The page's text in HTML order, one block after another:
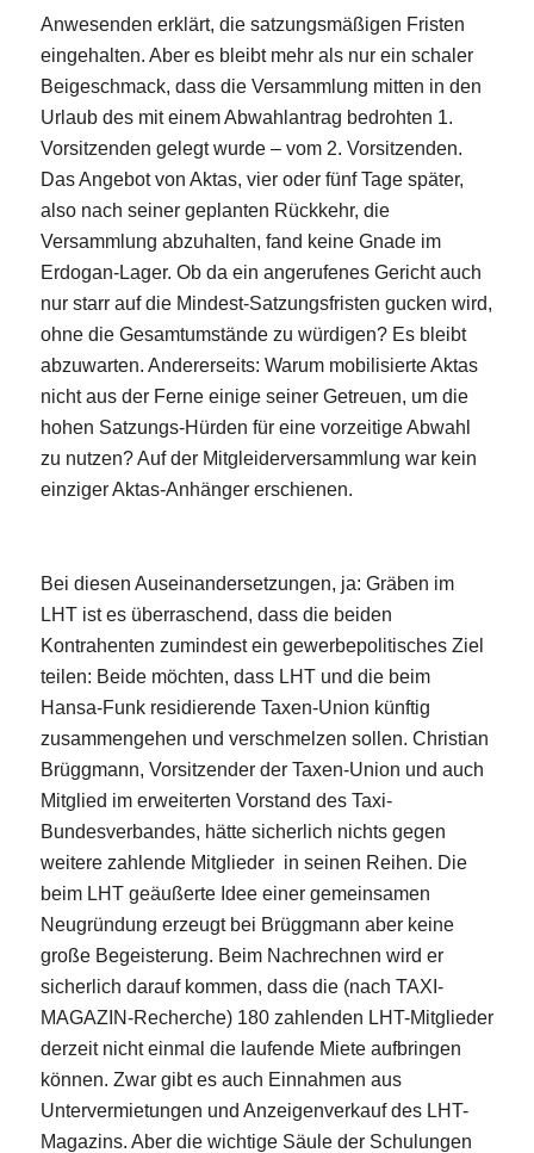
Anwesenden erklärt, die satzungsmäßigen Fristen
eingehalten. Aber es bleibt mehr als nur ein schaler
Beigeschmack, dass die Versammlung mitten in den
Urlaub des mit einem Abwahlantrag bedrohten 1.
Vorsitzenden gelegt wurde – vom 2. Vorsitzenden.
Das Angebot von Aktas, vier oder fünf Tage später,
also nach seiner geplanten Rückkehr, die
Versammlung abzuhalten, fand keine Gnade im
Erdogan-Lager. Ob da ein angerufenes Gericht auch
nur starr auf die Mindest-Satzungsfristen gucken wird,
ohne die Gesamtumstände zu würdigen? Es bleibt
abzuwarten. Andererseits: Warum mobilisierte Aktas
nicht aus der Ferne einige seiner Getreuen, um die
hohen Satzungs-Hürden für eine vorzeitige Abwahl
zu nutzen? Auf der Mitgleiderversammlung war kein
einziger Aktas-Anhänger erschienen.
Bei diesen Auseinandersetzungen, ja: Gräben im
LHT ist es überraschend, dass die beiden
Kontrahenten zumindest ein gewerbepolitisches Ziel
teilen: Beide möchten, dass LHT und die beim
Hansa-Funk residierende Taxen-Union künftig
zusammengehen und verschmelzen sollen. Christian
Brüggmann, Vorsitzender der Taxen-Union und auch
Mitglied im erweiterten Vorstand des Taxi-
Bundesverbandes, hätte sicherlich nichts gegen
weitere zahlende Mitglieder in seinen Reihen. Die
beim LHT geäußerte Idee einer gemeinsamen
Neugründung erzeugt bei Brüggmann aber keine
große Begeisterung. Beim Nachrechnen wird er
sicherlich darauf kommen, dass die (nach TAXI-
MAGAZIN-Recherche) 180 zahlenden LHT-Mitglieder
derzeit nicht einmal die laufende Miete aufbringen
können. Zwar gibt es auch Einnahmen aus
Untervermietungen und Anzeigenverkauf des LHT-
Magazins. Aber die wichtige Säule der Schulungen